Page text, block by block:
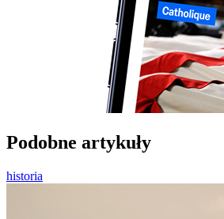
Podobne artykuły
historia